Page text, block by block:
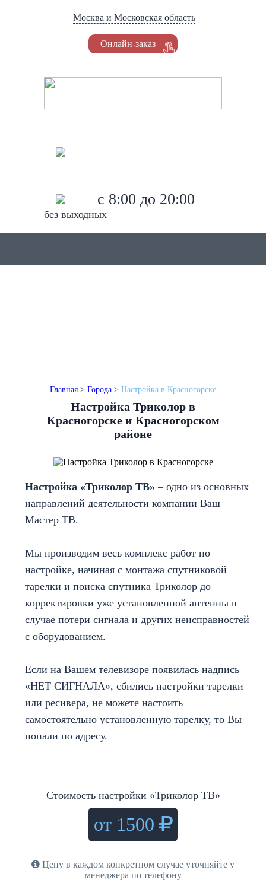
Москва и Московская область
Онлайн-заказ
c 8:00 до 20:00
без выходных
Главная > Города > Настройка в Красногорске
Настройка Триколор в
Красногорске и Красногорском
районе
Настройка «Триколор ТВ» – одно из основных
направлений деятельности компании Ваш
Мастер ТВ.
Мы производим весь комплекс работ по
настройке, начиная с монтажа спутниковой
тарелки и поиска спутника Триколор до
корректировки уже установленной антенны в
случае потери сигнала и других неисправностей
с оборудованием.
Если на Вашем телевизоре появилась надпись
«НЕТ СИГНАЛА», сбились настройки тарелки
или ресивера, не можете настоить
самостоятельно установленную тарелку, то Вы
попали по адресу.
Стоимость настройки «Триколор ТВ»
от 1500
Цену в каждом конкретном случае уточняйте у
менеджера по телефону